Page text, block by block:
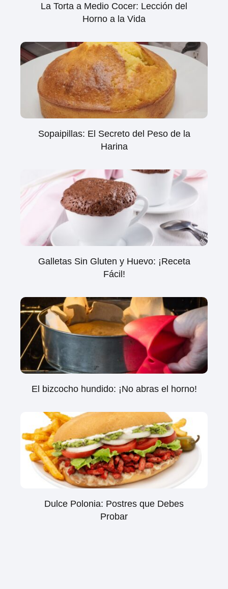
La Torta a Medio Cocer: Lección del
Horno a la Vida
Sopaipillas: El Secreto del Peso de la
Harina
Galletas Sin Gluten y Huevo: ¡Receta
Fácil!
El bizcocho hundido: ¡No abras el horno!
Dulce Polonia: Postres que Debes
Probar